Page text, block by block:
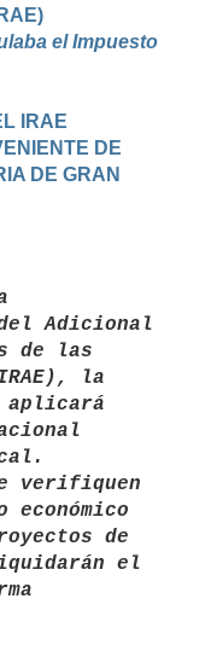
el Impuesto
IRAE
DE
DE GRAN
Adicional
de las
la
de
el